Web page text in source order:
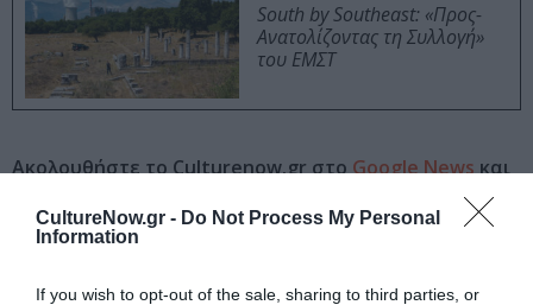
CultureNow.gr - Do Not Process My Personal
Information
If you wish to opt-out of the sale, sharing to third parties, or
South by Southeast: «Προς-
Ανατολίζοντας τη Συλλογή»
του ΕΜΣΤ
Ακολουθήστε το Culturenow.gr στοGoogle Newsκαι
Δείτε όλα τα